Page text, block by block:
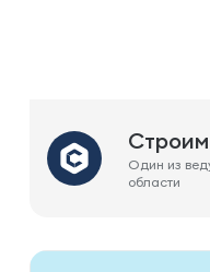
Строим
Один из
области